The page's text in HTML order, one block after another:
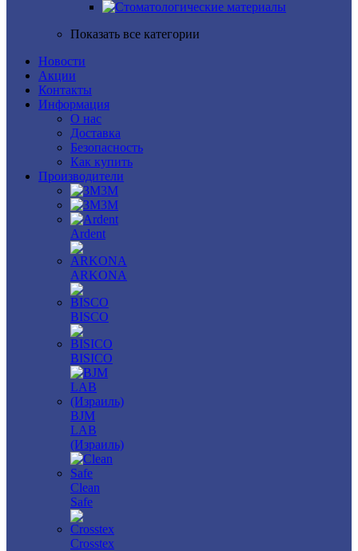
Показать все категории
Новости
Акции
Контакты
Информация
О нас
Доставка
Безопасность
Как купить
Производители
3M
3М
Ardent
ARKONA
BISCO
BISICO
BJM
LAB
(Израиль)
Clean
Safe
Crosstex